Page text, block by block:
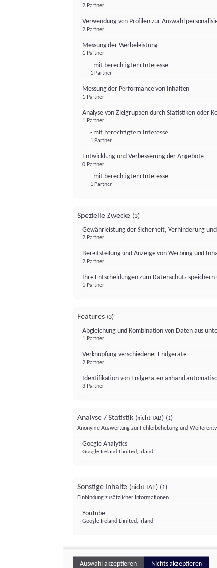
2 Partner
Verwendung von Profilen zur Auswahl
2 Partner
Messung der Werbeleistung
1 Partner
- mit berechtigtem Interesse
1 Partner
Messung der Performance von Inhalten
1 Partner
Analyse von Zielgruppen durch Statistiken oder
1 Partner
- mit berechtigtem Interesse
1 Partner
Entwicklung und Verbesserung der Angebote
0 Partner
- mit berechtigtem Interesse
1 Partner
Spezielle Zwecke (3)
Gewährleistung der Sicherheit, Verhinderung
2 Partner
Bereitstellung und Anzeige von Werbung und
2 Partner
Ihre Entscheidungen zum Datenschutz
1 Partner
Features (3)
Abgleichung und Kombination von Daten aus
1 Partner
Verknüpfung verschiedener Endgeräte
2 Partner
Identifikation von Endgeräten anhand
3 Partner
Analyse / Statistik (nicht IAB) (1)
Anonyme Auswertung zur Fehlerbehebung und
Google Analytics
Google Ireland Limited, Irland
Sonstige Inhalte (nicht IAB) (1)
Einbindung zusätzlicher Informationen
YouTube
Google Ireland Limited, Irland
Auswahl akzeptieren Nichts akzeptieren